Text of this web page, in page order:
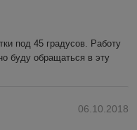
под 45 градусов. Работу
буду обращаться в эту
06.10.2018